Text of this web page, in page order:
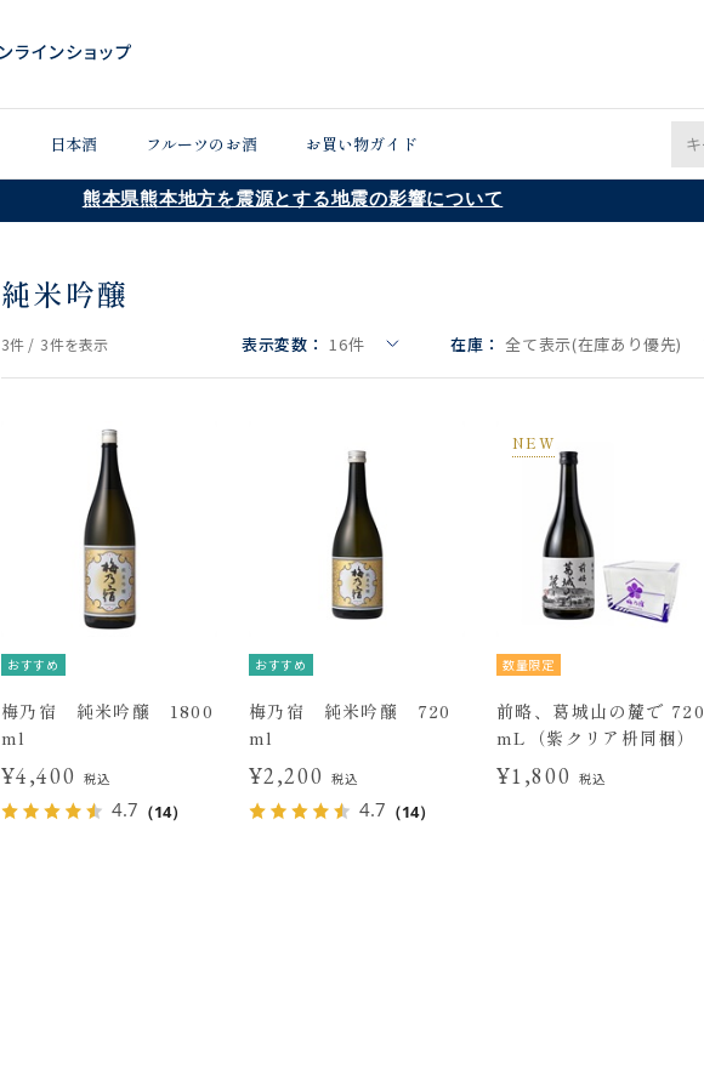
日本酒 フルーツのお酒 お買い物ガイド
熊本県熊本地方を震源とする地震の影響について
純米吟醸
3件 / 3件を表示 表示変数： 16件 在庫： 全て表示(在庫あり優先)
おすすめ
梅乃宿 純米吟醸 1800
ml
¥4,400 税込
4.7 （14）
おすすめ
梅乃宿 純米吟醸 720
ml
¥2,200 税込
4.7 （14）
NEW
数量限定
前略、葛城山の麓で 720
mL（紫クリア枡同梱）
¥1,800 税込